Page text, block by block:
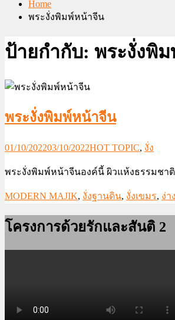
Home
พระงั่งพิมพ์หน้าจีน
ป้ายกำกับ: พระงั่งพิ
พระงั่งพิมพ์หน้าจีน
01/10/202203/10/2022HOT TOPIC, งั่ง
พระงั่งพิมพ์หน้าจีนองค์นี้ ผิวแห้งธรรมชา
MODERN MAJIK, งั่งฐานดิน, งั่งเขมร, ง่าง
โครงการด้วยรักและสันติ 2